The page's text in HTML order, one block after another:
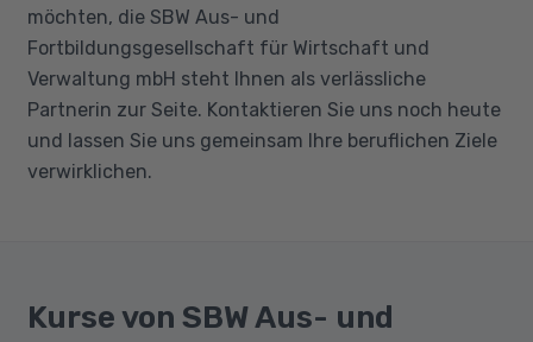
möchten, die SBW Aus- und
Fortbildungsgesellschaft für Wirtschaft und
Verwaltung mbH steht Ihnen als verlässliche
Partnerin zur Seite. Kontaktieren Sie uns noch heute
und lassen Sie uns gemeinsam Ihre beruflichen Ziele
verwirklichen.
Kurse von SBW Aus- und